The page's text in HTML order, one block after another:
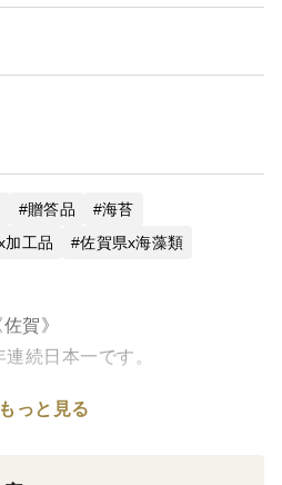
贈答品
海苔
加工品
佐賀県x海藻類
賀》
続日本一です。
物の味》
に「焼き海苔」
もっと見る